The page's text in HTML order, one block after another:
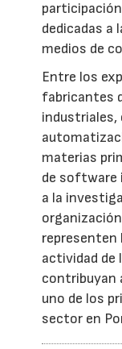
dedicadas a
medios de
Entre los
fabricantes
industriales,
materias
de software
a la
representen
actividad de
contribuyan
uno de los
sector en